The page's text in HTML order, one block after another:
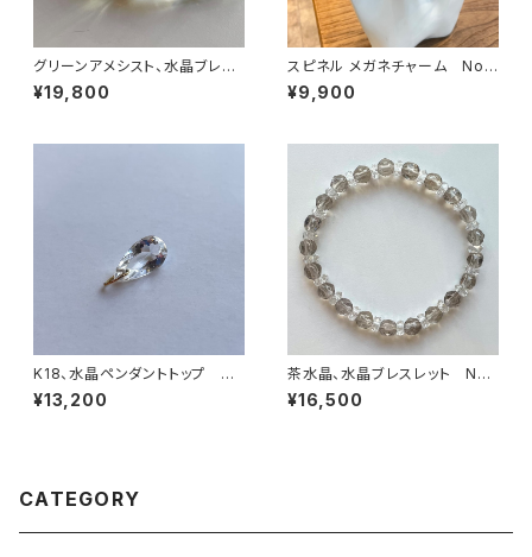
グリーンアメシスト、水晶ブレス
レット No.15339
¥19,800
スピネル メガネチャーム No.
07190
¥9,900
K18、水晶ペンダントトップ N
o.22816
¥13,200
茶水晶、水晶ブレスレット No.1
5327
¥16,500
CATEGORY